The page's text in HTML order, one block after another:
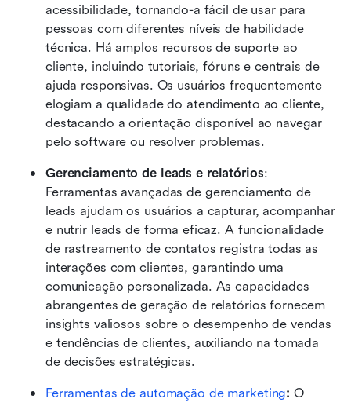
acessibilidade, tornando-a fácil de usar para
pessoas com diferentes níveis de habilidade
técnica. Há amplos recursos de suporte ao
cliente, incluindo tutoriais, fóruns e centrais de
ajuda responsivas. Os usuários frequentemente
elogiam a qualidade do atendimento ao cliente,
destacando a orientação disponível ao navegar
pelo software ou resolver problemas.
Gerenciamento de leads e relatórios:
Ferramentas avançadas de gerenciamento de
leads ajudam os usuários a capturar, acompanhar
e nutrir leads de forma eficaz. A funcionalidade
de rastreamento de contatos registra todas as
interações com clientes, garantindo uma
comunicação personalizada. As capacidades
abrangentes de geração de relatórios fornecem
insights valiosos sobre o desempenho de vendas
e tendências de clientes, auxiliando na tomada
de decisões estratégicas.
Ferramentas de automação de marketing: O